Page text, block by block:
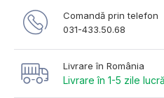
Comandă prin telefon
031-433.50.68
Livrare în România
Livrare în 1-5 zile